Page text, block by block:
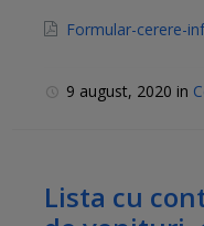
Formular-cerere-
9 august, 2020 in
Lista cu